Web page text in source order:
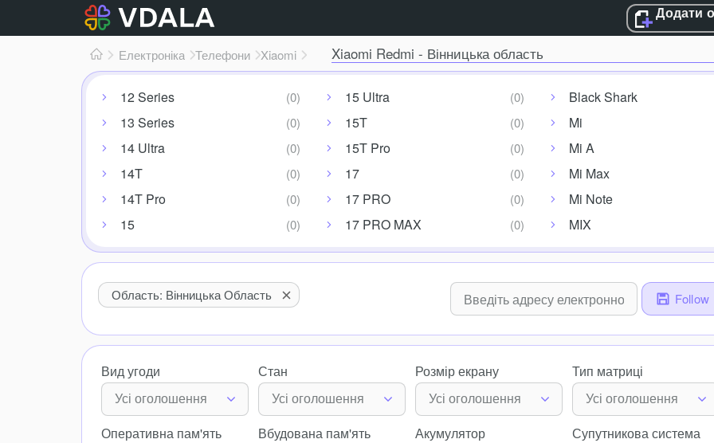
Додати
Електроніка Телефони Xiaomi Xiaomi Redmi - Вінницька область
12 Series
13 Series
14 Ultra
14T
14T Pro
15
15 Ultra
15T
15T Pro
17
17 PRO
17 PRO MAX
Black Shark
Mi
Mi A
Mi Max
Mi Note
MIX
Область: Вінницька Область Follow
Вид угоди
Усі оголошення
Стан
Усі оголошення
Розмір екрану
Усі оголошення
Тип матриці
Усі оголошення
Оперативна пам'ять Вбудована пам'ять Акумулятор Супутникова система